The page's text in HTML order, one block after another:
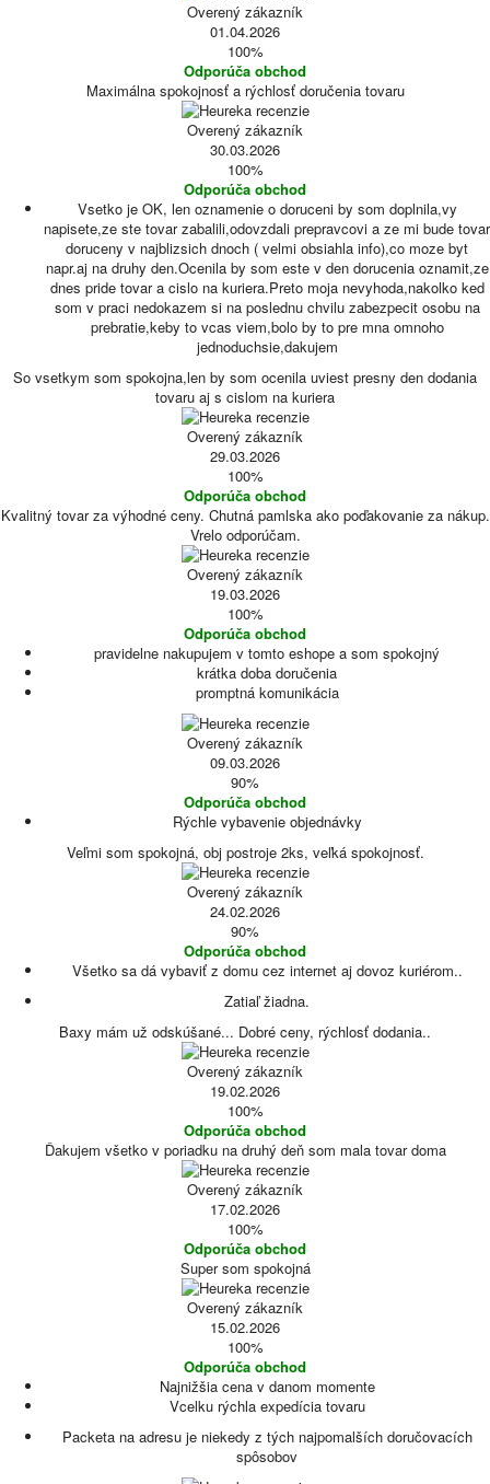
Overený zákazník
01.04.2026
100%
Odporúča obchod
Maximálna spokojnosť a rýchlosť doručenia tovaru
Overený zákazník
30.03.2026
100%
Odporúča obchod
Vsetko je OK, len oznamenie o doruceni by som doplnila,vy
napisete,ze ste tovar zabalili,odovzdali prepravcovi a ze mi bude tovar
doruceny v najblizsich dnoch ( velmi obsiahla info),co moze byt
napr.aj na druhy den.Ocenila by som este v den dorucenia oznamit,ze
dnes pride tovar a cislo na kuriera.Preto moja nevyhoda,nakolko ked
som v praci nedokazem si na poslednu chvilu zabezpecit osobu na
prebratie,keby to vcas viem,bolo by to pre mna omnoho
jednoduchsie,dakujem
So vsetkym som spokojna,len by som ocenila uviest presny den dodania
tovaru aj s cislom na kuriera
Overený zákazník
29.03.2026
100%
Odporúča obchod
Kvalitný tovar za výhodné ceny. Chutná pamlska ako poďakovanie za nákup.
Vrelo odporúčam.
Overený zákazník
19.03.2026
100%
Odporúča obchod
pravidelne nakupujem v tomto eshope a som spokojný
krátka doba doručenia
promptná komunikácia
Overený zákazník
09.03.2026
90%
Odporúča obchod
Rýchle vybavenie objednávky
Veľmi som spokojná, obj postroje 2ks, veľká spokojnosť.
Overený zákazník
24.02.2026
90%
Odporúča obchod
Všetko sa dá vybaviť z domu cez internet aj dovoz kuriérom..
Zatiaľ žiadna.
Baxy mám už odskúšané... Dobré ceny, rýchlosť dodania..
Overený zákazník
19.02.2026
100%
Odporúča obchod
Ďakujem všetko v poriadku na druhý deň som mala tovar doma
Overený zákazník
17.02.2026
100%
Odporúča obchod
Super som spokojná
Overený zákazník
15.02.2026
100%
Odporúča obchod
Najnižšia cena v danom momente
Vcelku rýchla expedícia tovaru
Packeta na adresu je niekedy z tých najpomalších doručovacích
spôsobov